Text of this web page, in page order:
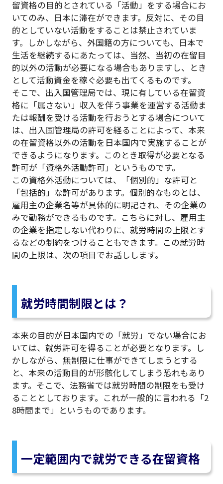
留資格の目的とされている「活動」をする場合にお
いてのみ、日本に滞在ができます。反対に、その目
的としていない活動をすることは禁止されていま
す。しかしながら、外国籍の方についても、日本で
生活を継続するにあたっては、当然、当初の在留目
的以外の活動が必要になる場合もありますし、とき
として活動資金を稼ぐ必要も出てくるものです。
そこで、出入国管理局では、現に有している在留資
格に「属さない」収入を伴う事業を運営する活動ま
たは報酬を受ける活動を行おうとする場合について
は、出入国管理局の許可を経ることによって、本来
の在留資格以外の活動を日本国内で実施することが
できるようになります。このとき取得が必要となる
許可が「資格外活動許可」というものです。
この資格外活動については、「個別的」な許可と
「包括的」な許可があります。個別的なものとは、
雇用主の企業名等が具体的に明記され、その企業の
みで勤務ができるものです。こちらに対し、雇用主
の企業を指定しない代わりに、就労時間の上限とす
るなどの制約をつけることもできます。この就労時
間の上限は、次の項目でお話しします。
就労時間制限とは？
本来の目的が日本国内での「就労」でない場合にお
いては、就労許可を得ることが必要となります。し
かしながら、無制限に仕事ができてしまうとする
と、本来の活動目的が形骸化してしまう恐れもあり
ます。そこで、法務省では就労時間の制限をも受け
ることとしております。これが一般的に言われる「2
8時間まで」というものであります。
一定範囲内で就労できる在留資格